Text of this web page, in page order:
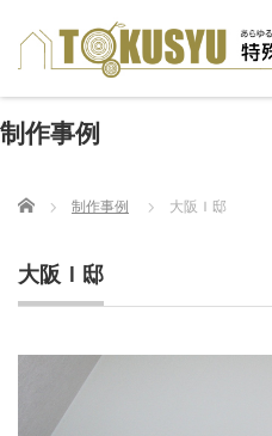
制作事例
Home 制作事例 大阪Ｉ邸
大阪Ｉ邸